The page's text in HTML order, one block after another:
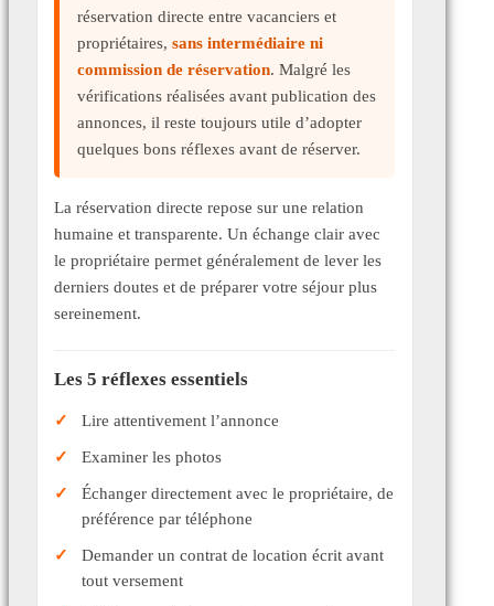
réservation directe entre vacanciers et
propriétaires, sans intermédiaire ni
commission de réservation. Malgré les
vérifications réalisées avant publication des
annonces, il reste toujours utile d’adopter
quelques bons réflexes avant de réserver.
La réservation directe repose sur une relation
humaine et transparente. Un échange clair avec
le propriétaire permet généralement de lever les
derniers doutes et de préparer votre séjour plus
sereinement.
Les 5 réflexes essentiels
Lire attentivement l’annonce
Examiner les photos
Échanger directement avec le propriétaire, de
préférence par téléphone
Demander un contrat de location écrit avant
tout versement